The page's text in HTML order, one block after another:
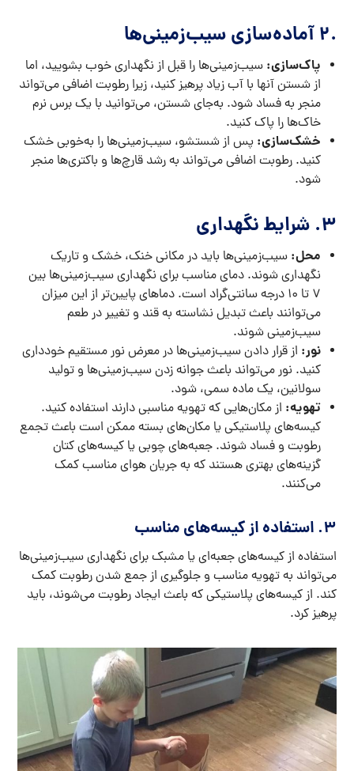
.2 آماده‌سازی سیب‌زمینی‌ها
پاک‌سازی: سیب‌زمینی‌ها را قبل از نگهداری خوب بشویید، اما
از شستن آنها با آب زیاد پرهیز کنید، زیرا رطوبت اضافی می‌تواند
منجر به فساد شود. به‌جای شستن، می‌توانید با یک برس نرم
خاک‌ها را پاک کنید.
خشک‌سازی: پس از شستشو، سیب‌زمینی‌ها را به‌خوبی خشک
کنید. رطوبت اضافی می‌تواند به رشد قارچ‌ها و باکتری‌ها منجر
شود.
3. شرایط نگهداری
محل: سیب‌زمینی‌ها باید در مکانی خنک، خشک و تاریک
نگهداری شوند. دمای مناسب برای نگهداری سیب‌زمینی‌ها بین
7 تا 10 درجه سانتی‌گراد است. دماهای پایین‌تر از این میزان
می‌توانند باعث تبدیل نشاسته به قند و تغییر در طعم
سیب‌زمینی شوند.
نور: از قرار دادن سیب‌زمینی‌ها در معرض نور مستقیم خودداری
کنید. نور می‌تواند باعث جوانه زدن سیب‌زمینی‌ها و تولید
سولانین، یک ماده سمی، شود.
تهویه: از مکان‌هایی که تهویه مناسبی دارند استفاده کنید.
کیسه‌های پلاستیکی یا مکان‌های بسته ممکن است باعث تجمع
رطوبت و فساد شوند. جعبه‌های چوبی یا کیسه‌های کتان
گزینه‌های بهتری هستند که به جریان هوای مناسب کمک
می‌کنند.
3. استفاده از کیسه‌های مناسب
استفاده از کیسه‌های جعبه‌ای یا مشبک برای نگهداری سیب‌زمینی‌ها
می‌تواند به تهویه مناسب و جلوگیری از جمع شدن رطوبت کمک
کند. از کیسه‌های پلاستیکی که باعث ایجاد رطوبت می‌شوند، باید
پرهیز کرد.